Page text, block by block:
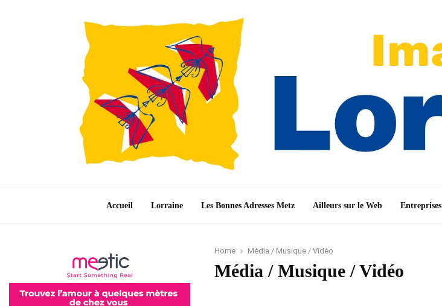
Accueil Lorraine Les Bonnes Adresses Metz Ailleurs sur le Web Entreprises
Home Média / Musique / Vidéo
Média / Musique / Vidéo